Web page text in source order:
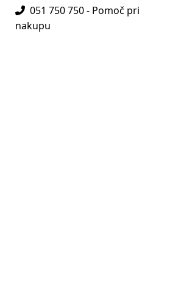
051 750 750 - Pomoč pri
nakupu